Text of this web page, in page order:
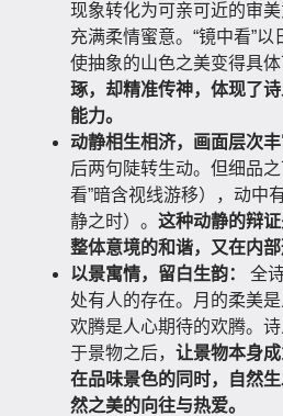
现象转化为可亲可近的审
充满柔情蜜意。“镜中看”以
使抽象的山色之美变得具体
琢，却精准传神，体现了
能力。
动静相生相济，画面层次丰
后两句陡转生动。但细品
看”暗含视线游移），动中
静之时）。 这种动静的辩
整体意境的和谐，又在内部
以景寓情，留白生韵：
全
处有人的存在。月的柔美
欢腾是人心期待的欢腾。
于景物之后， 让景物本身
在品味景色的同时，自然
然之美的向往与热爱。